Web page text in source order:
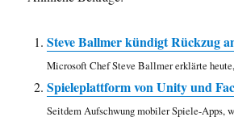
Steve Ballmer kündigt Rückzug
Microsoft Chef Steve Ballmer erklärte
Spieleplattform von Unity und
Seitdem Aufschwung mobiler Spiele-Apps,